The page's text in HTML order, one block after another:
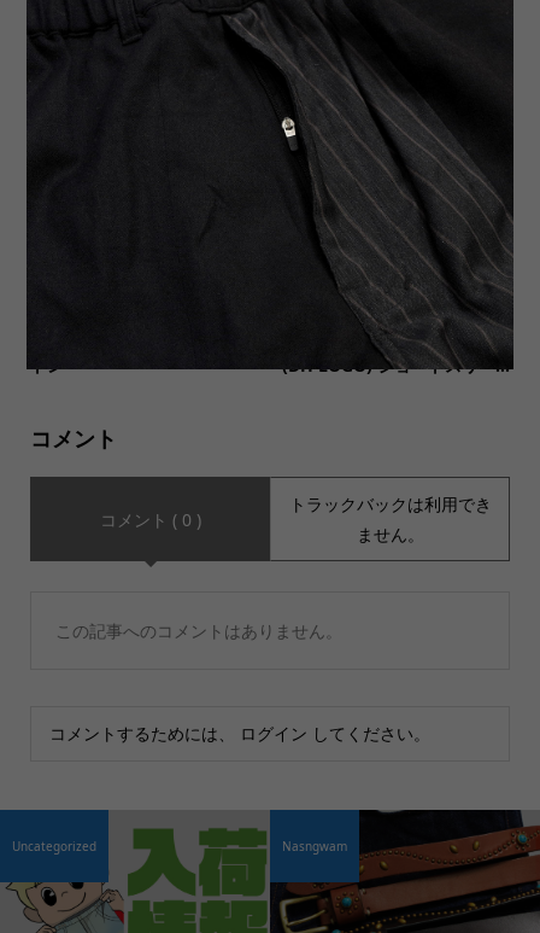
【SOTA-COMICHEAD ソウタ
コミックヘッド】ART PRINT
【MUSIC Tee(ミュージック
ティー)】3種類入荷いたしま
した。
トン
【SALVAGE PUBLIC サルヴ
ェージ・パブリック】S/S Tee
(DH LOGO) ショートスリー...
コメント
コメント ( 0 )
トラックバックは利用でき
ません。
この記事へのコメントはありません。
コメントするためには、 ログイン してください。
Uncategorized Nasngwam